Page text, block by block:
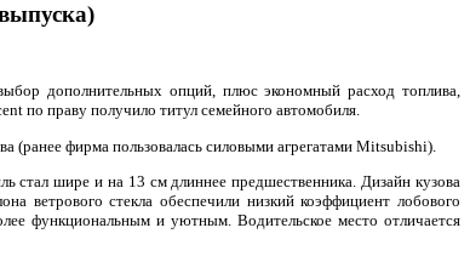
дополнительных опций, плюс экономный расход топлива,
по праву получило титул семейного автомобиля.
фирма пользовалась силовыми агрегатами Mitsubishi).
стал шире и на 13 см длиннее предшественника. Дизайн кузова
ветрового стекла обеспечили низкий коэффициент лобового
функциональным и уютным. Водительское место отличается